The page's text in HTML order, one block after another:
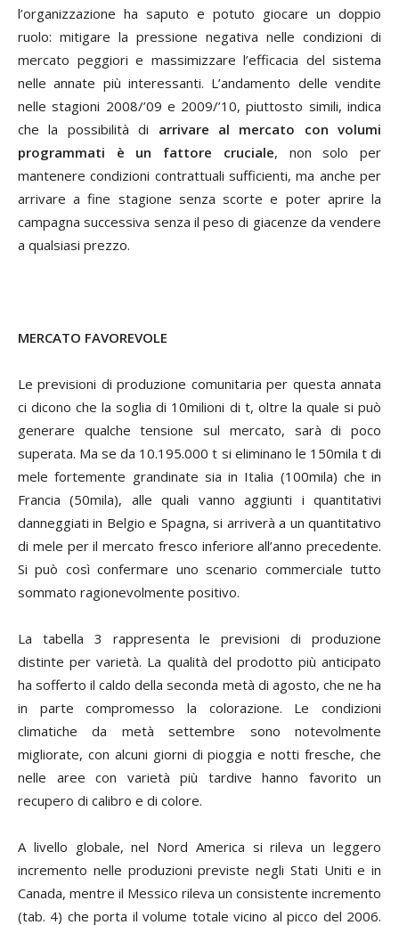
l’organizzazione ha saputo e potuto giocare un doppio
ruolo: mitigare la pressione negativa nelle condizioni di
mercato peggiori e massimizzare l’efficacia del sistema
nelle annate più interessanti. L’andamento delle vendite
nelle stagioni 2008/’09 e 2009/’10, piuttosto simili, indica
che la possibilità di arrivare al mercato con volumi
programmati è un fattore cruciale, non solo per
mantenere condizioni contrattuali sufficienti, ma anche per
arrivare a fine stagione senza scorte e poter aprire la
campagna successiva senza il peso di giacenze da vendere
a qualsiasi prezzo.
MERCATO FAVOREVOLE
Le previsioni di produzione comunitaria per questa annata
ci dicono che la soglia di 10milioni di t, oltre la quale si può
generare qualche tensione sul mercato, sarà di poco
superata. Ma se da 10.195.000 t si eliminano le 150mila t di
mele fortemente grandinate sia in Italia (100mila) che in
Francia (50mila), alle quali vanno aggiunti i quantitativi
danneggiati in Belgio e Spagna, si arriverà a un quantitativo
di mele per il mercato fresco inferiore all’anno precedente.
Si può così confermare uno scenario commerciale tutto
sommato ragionevolmente positivo.
La tabella 3 rappresenta le previsioni di produzione
distinte per varietà. La qualità del prodotto più anticipato
ha sofferto il caldo della seconda metà di agosto, che ne ha
in parte compromesso la colorazione. Le condizioni
climatiche da metà settembre sono notevolmente
migliorate, con alcuni giorni di pioggia e notti fresche, che
nelle aree con varietà più tardive hanno favorito un
recupero di calibro e di colore.
A livello globale, nel Nord America si rileva un leggero
incremento nelle produzioni previste negli Stati Uniti e in
Canada, mentre il Messico rileva un consistente incremento
(tab. 4) che porta il volume totale vicino al picco del 2006.